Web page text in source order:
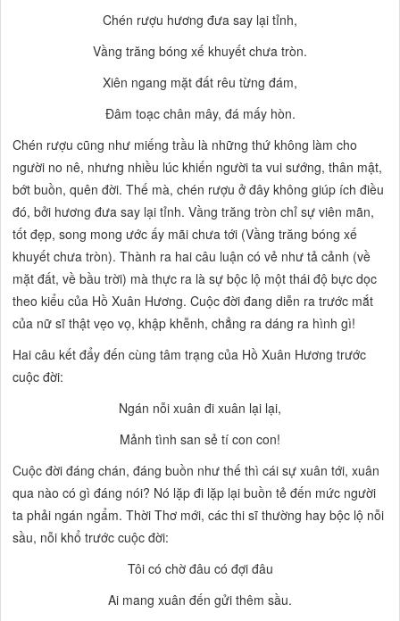
Chén rượu hương đưa say lại tỉnh,
Vầng trăng bóng xế khuyết chưa tròn.
Xiên ngang mặt đất rêu từng đám,
Đâm toạc chân mây, đá mấy hòn.
Chén rượu cũng như miếng trầu là những thứ không làm cho
người no nê, nhưng nhiều lúc khiến người ta vui sướng, thân mật,
bớt buồn, quên đời. Thế mà, chén rượu ở đây không giúp ích điều
đó, bởi hương đưa say lại tỉnh. Vầng trăng tròn chỉ sự viên mãn,
tốt đẹp, song mong ước ấy mãi chưa tới (Vầng trăng bóng xế
khuyết chưa tròn). Thành ra hai câu luận có vẻ như tả cảnh (về
mặt đất, về bầu trời) mà thực ra là sự bộc lộ một thái độ bực dọc
theo kiểu của Hồ Xuân Hương. Cuộc đời đang diễn ra trước mắt
của nữ sĩ thật vẹo vọ, khập khễnh, chẳng ra dáng ra hình gì!
Hai câu kết đẩy đến cùng tâm trạng của Hồ Xuân Hương trước
cuộc đời:
Ngán nỗi xuân đi xuân lại lại,
Mảnh tình san sẻ tí con con!
Cuộc đời đáng chán, đáng buồn như thế thì cái sự xuân tới, xuân
qua nào có gì đáng nói? Nó lặp đi lặp lại buồn tẻ đến mức người
ta phải ngán ngẩm. Thời Thơ mới, các thi sĩ thường hay bộc lộ nỗi
sầu, nỗi khổ trước cuộc đời:
Tôi có chờ đâu có đợi đâu
Ai mang xuân đến gửi thêm sầu.